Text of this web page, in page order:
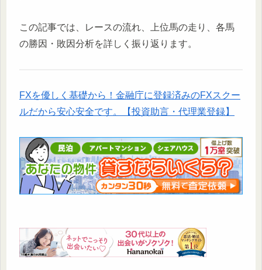
この記事では、レースの流れ、上位馬の走り、各馬
の勝因・敗因分析を詳しく振り返ります。
FXを優しく基礎から！金融庁に登録済みのFXスクー
ルだから安心安全です。【投資助言・代理業登録】